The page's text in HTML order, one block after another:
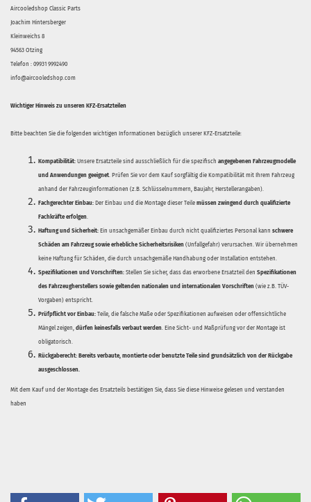
Aircooledshop Classic Parts
Joachim Hintersberger
Kleinweichs 8
94563 Otzing
Telefon : 09931 9992490
info@aircooledshop.com
Wichtiger Hinweis zu unseren KFZ-Ersatzteilen
Bitte beachten Sie die folgenden wichtigen Informationen bezüglich unserer KFZ-Ersatzteile:
Kompatibilität: Unsere Ersatzteile sind ausschließlich für die spezifisch angegebenen Fahrzeugmodelle
und Anwendungen geeignet. Prüfen Sie vor dem Kauf sorgfältig die Kompatibilität mit Ihrem Fahrzeug
anhand der Fahrzeuginformationen (z.B. Schlüsselnummern, Baujahr, Herstellerangaben).
Fachgerechter Einbau: Der Einbau und die Montage dieser Teile müssen zwingend durch qualifizierte
Fachkräfte erfolgen.
Haftung und Sicherheit: Ein unsachgemäßer Einbau durch nicht qualifiziertes Personal kann schwere
Schäden am Fahrzeug sowie erhebliche Sicherheitsrisiken (Unfallgefahr) verursachen. Wir übernehmen
keine Haftung für Schäden, die durch unsachgemäße Handhabung oder Installation entstehen.
Spezifikationen und Vorschriften: Stellen Sie sicher, dass das erworbene Ersatzteil den Spezifikationen
des Fahrzeugherstellers sowie geltenden nationalen und internationalen Vorschriften (wie z.B. TÜV-
Vorgaben) entspricht.
Prüfpflicht vor Einbau: Teile, die falsche Maße oder Spezifikationen aufweisen oder offensichtliche
Mängel zeigen, dürfen keinesfalls verbaut werden. Eine Sicht- und Maßprüfung vor der Montage ist
obligatorisch.
Rückgaberecht: Bereits verbaute, montierte oder benutzte Teile sind grundsätzlich von der Rückgabe
ausgeschlossen.
Mit dem Kauf und der Montage des Ersatzteils bestätigen Sie, dass Sie diese Hinweise gelesen und verstanden
haben